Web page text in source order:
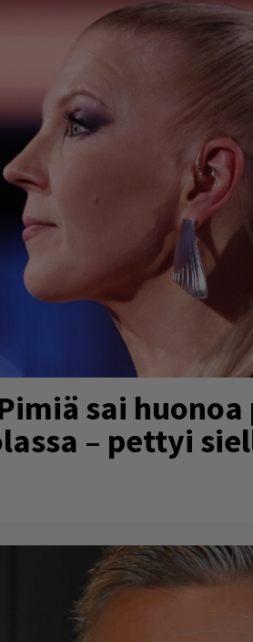
sai
– pettyi